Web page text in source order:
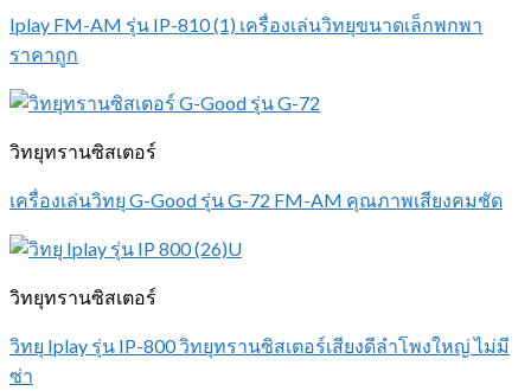
Iplay FM-AM รุ่น IP-810 (1) เครื่องเล่นวิทยุขนาดเล็กพกพา
ราคาถูก
วิทยุทรานซิสเตอร์
เครื่องเล่นวิทยุ G-Good รุ่น G-72 FM-AM คุณภาพเสียงคมชัด
วิทยุทรานซิสเตอร์
วิทยุ Iplay รุ่น IP-800 วิทยุทรานซิสเตอร์เสียงดีลำโพงใหญ่ ไม่มี
ซ่า